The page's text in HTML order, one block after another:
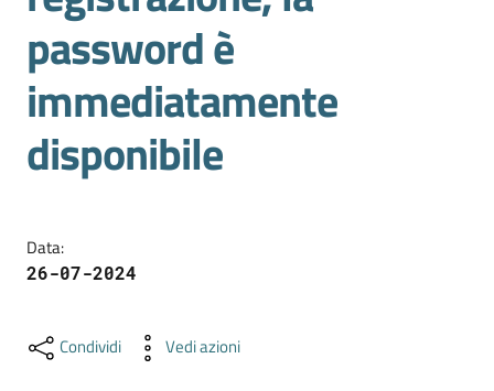
Regolamento
Codice
Organigramma
P
password è
immediatamente
disponibile
Data:
26-07-2024
Condividi Vedi azioni